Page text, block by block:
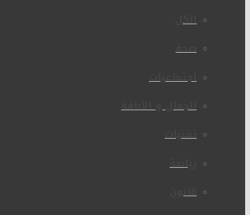
الكل
صحة
اجتماعيات
الجمال و الأناقة
تقنيات
رياضة
قانون